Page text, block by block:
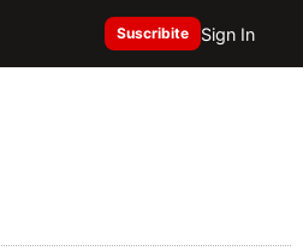
Suscribite Sign In